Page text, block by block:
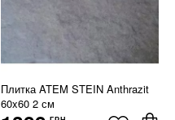
Плитка ATEM STEIN Anthrazit
60x60 2 см